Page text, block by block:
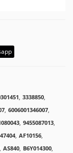
, 3338850,
, 6006001346007,
, 9455087013,
, AF10156,
, AS840, B6Y014300,